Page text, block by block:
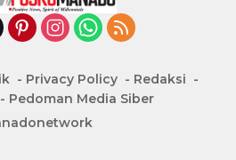
Privacy Policy
Redaksi
Pedoman Media Siber